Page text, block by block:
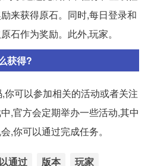
来获得原石。同时,每日登录和
石作为奖励。此外,玩家。
获得?
可以参加相关的活动或者关注
,官方会定期举办一些活动,其中
,你可以通过完成任务。
通过 版本 玩家